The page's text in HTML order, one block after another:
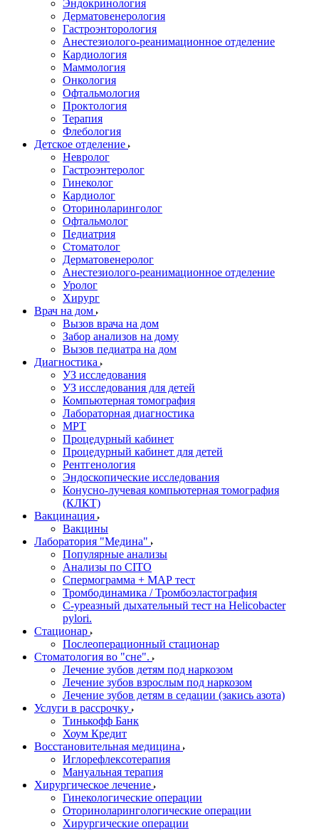
Эндокринология
Дерматовенерология
Гастроэнторология
Анестезиолого-реанимационное отделение
Кардиология
Маммология
Онкология
Офтальмология
Проктология
Терапия
Флебология
Детское отделение
Невролог
Гастроэнтеролог
Гинеколог
Кардиолог
Оториноларинголог
Офтальмолог
Педиатрия
Стоматолог
Дерматовенеролог
Анестезиолого-реанимационное отделение
Уролог
Хирург
Врач на дом
Вызов врача на дом
Забор анализов на дому
Вызов педиатра на дом
Диагностика
УЗ исследования
УЗ исследования для детей
Компьютерная томография
Лабораторная диагностика
МРТ
Процедурный кабинет
Процедурный кабинет для детей
Рентгенология
Эндоскопические исследования
Конусно-лучевая компьютерная томография
(КЛКТ)
Вакцинация
Вакцины
Лаборатория "Медина"
Популярные анализы
Анализы по CITO
Спермограмма + МАР тест
Тромбодинамика / Тромбоэластография
С-уреазный дыхательный тест на Helicobacter
pylori.
Стационар
Послеоперационный стационар
Стоматология во "сне".
Лечение зубов детям под наркозом
Лечение зубов взрослым под наркозом
Лечение зубов детям в седации (закись азота)
Услуги в рассрочку
Тинькофф Банк
Хоум Кредит
Восстановительная медицина
Иглорефлексотерапия
Мануальная терапия
Хирургическое лечение
Гинекологические операции
Оториноларингологические операции
Хирургические операции